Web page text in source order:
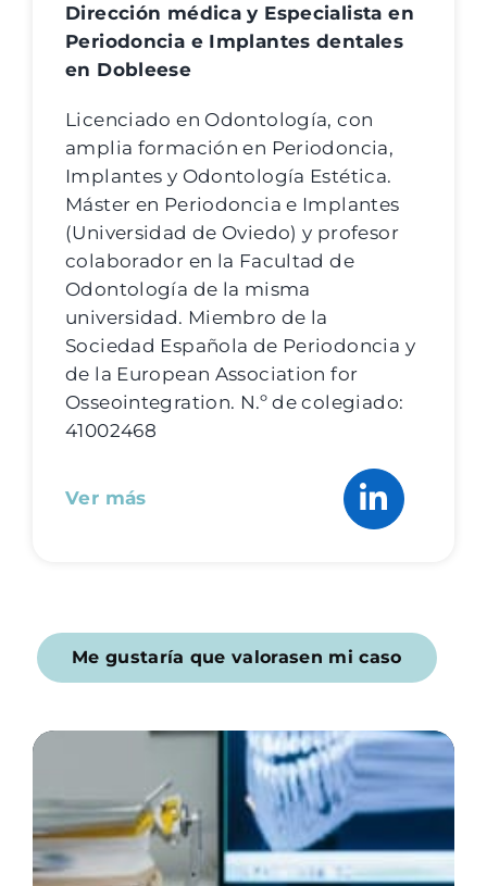
Dirección médica y Especialista en
Periodoncia e Implantes dentales
en Dobleese
Licenciado en Odontología, con
amplia formación en Periodoncia,
Implantes y Odontología Estética.
Máster en Periodoncia e Implantes
(Universidad de Oviedo) y profesor
colaborador en la Facultad de
Odontología de la misma
universidad. Miembro de la
Sociedad Española de Periodoncia y
de la European Association for
Osseointegration. N.º de colegiado:
41002468
Ver más
Me gustaría que valorasen mi caso